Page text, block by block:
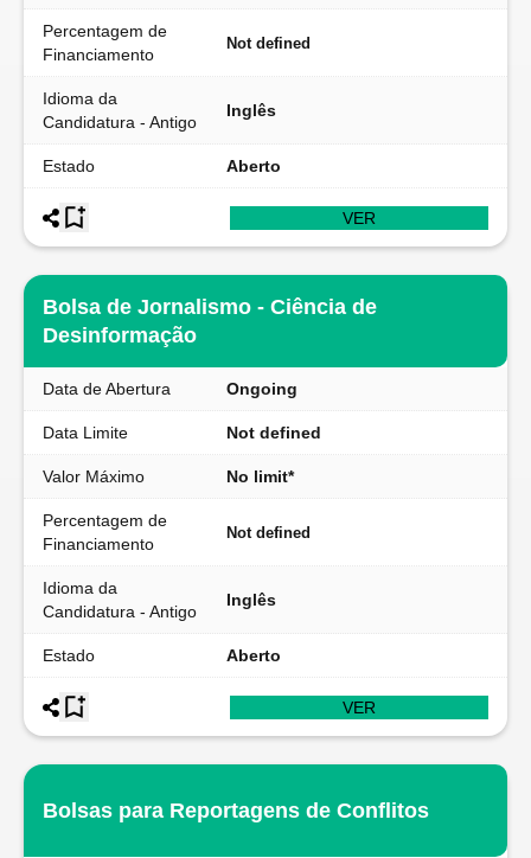
Percentagem de
Financiamento
Not defined
Idioma da
Candidatura - Antigo
Inglês
Estado Aberto
VER
Bolsa de Jornalismo - Ciência de
Desinformação
Data de Abertura Ongoing
Data Limite Not defined
Valor Máximo No limit*
Percentagem de
Financiamento
Not defined
Idioma da
Candidatura - Antigo
Inglês
Estado Aberto
VER
Bolsas para Reportagens de Conflitos